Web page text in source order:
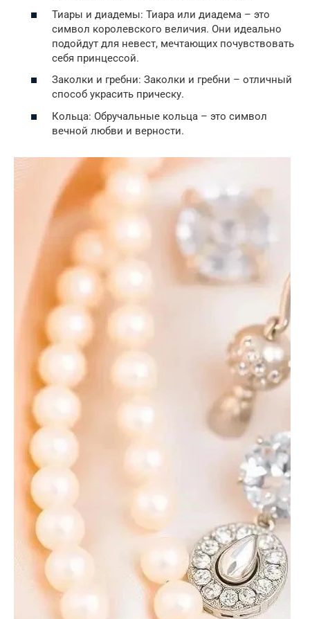
Тиары и диадемы: Тиара или диадема – это
символ королевского величия. Они идеально
подойдут для невест, мечтающих почувствовать
себя принцессой.
Заколки и гребни: Заколки и гребни – отличный
способ украсить прическу.
Кольца: Обручальные кольца – это символ
вечной любви и верности.